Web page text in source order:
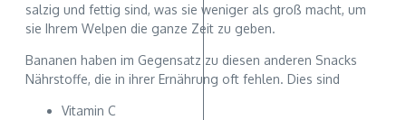
salzig und fettig sind, was sie weniger als groß macht, um
sie Ihrem Welpen die ganze Zeit zu geben.
Bananen haben im Gegensatz zu diesen anderen Snacks
Nährstoffe, die in ihrer Ernährung oft fehlen. Dies sind
Vitamin C